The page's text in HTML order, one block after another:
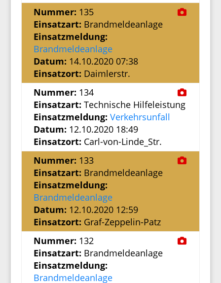
Nummer: 135
Einsatzart: Brandmeldeanlage
Einsatzmeldung:
Brandmeldeanlage
Datum: 14.10.2020 07:38
Einsatzort: Daimlerstr.
Nummer: 134
Einsatzart: Technische Hilfeleistung
Einsatzmeldung: Verkehrsunfall
Datum: 12.10.2020 18:49
Einsatzort: Carl-von-Linde_Str.
Nummer: 133
Einsatzart: Brandmeldeanlage
Einsatzmeldung:
Brandmeldeanlage
Datum: 12.10.2020 12:59
Einsatzort: Graf-Zeppelin-Patz
Nummer: 132
Einsatzart: Brandmeldeanlage
Einsatzmeldung:
Brandmeldeanlage